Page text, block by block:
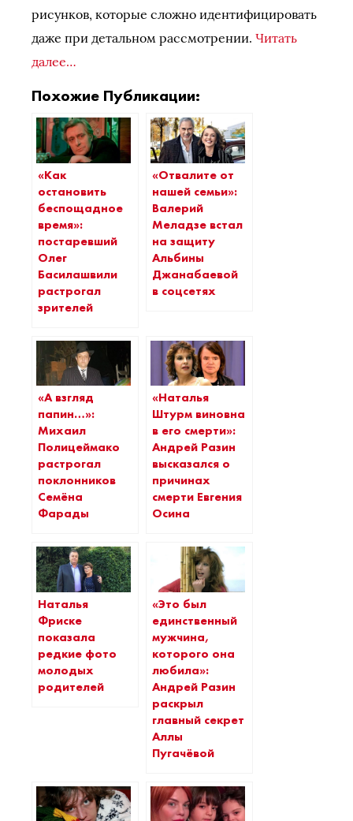
рисунков, которые сложно идентифицировать
даже при детальном рассмотрении. Читать
далее…
Похожие Публикации:
«Как
остановить
беспощадное
время»:
постаревший
Олег
Басилашвили
растрогал
зрителей
«Отвалите от
нашей семьи»:
Валерий
Меладзе встал
на защиту
Альбины
Джанабаевой
в соцсетях
«А взгляд
папин…»:
Михаил
Полицеймако
растрогал
поклонников
Семёна
Фарады
«Наталья
Штурм виновна
в его смерти»:
Андрей Разин
высказался о
причинах
смерти Евгения
Осина
Наталья
Фриске
показала
редкие фото
молодых
родителей
«Это был
единственный
мужчина,
которого она
любила»:
Андрей Разин
раскрыл
главный секрет
Аллы
Пугачёвой